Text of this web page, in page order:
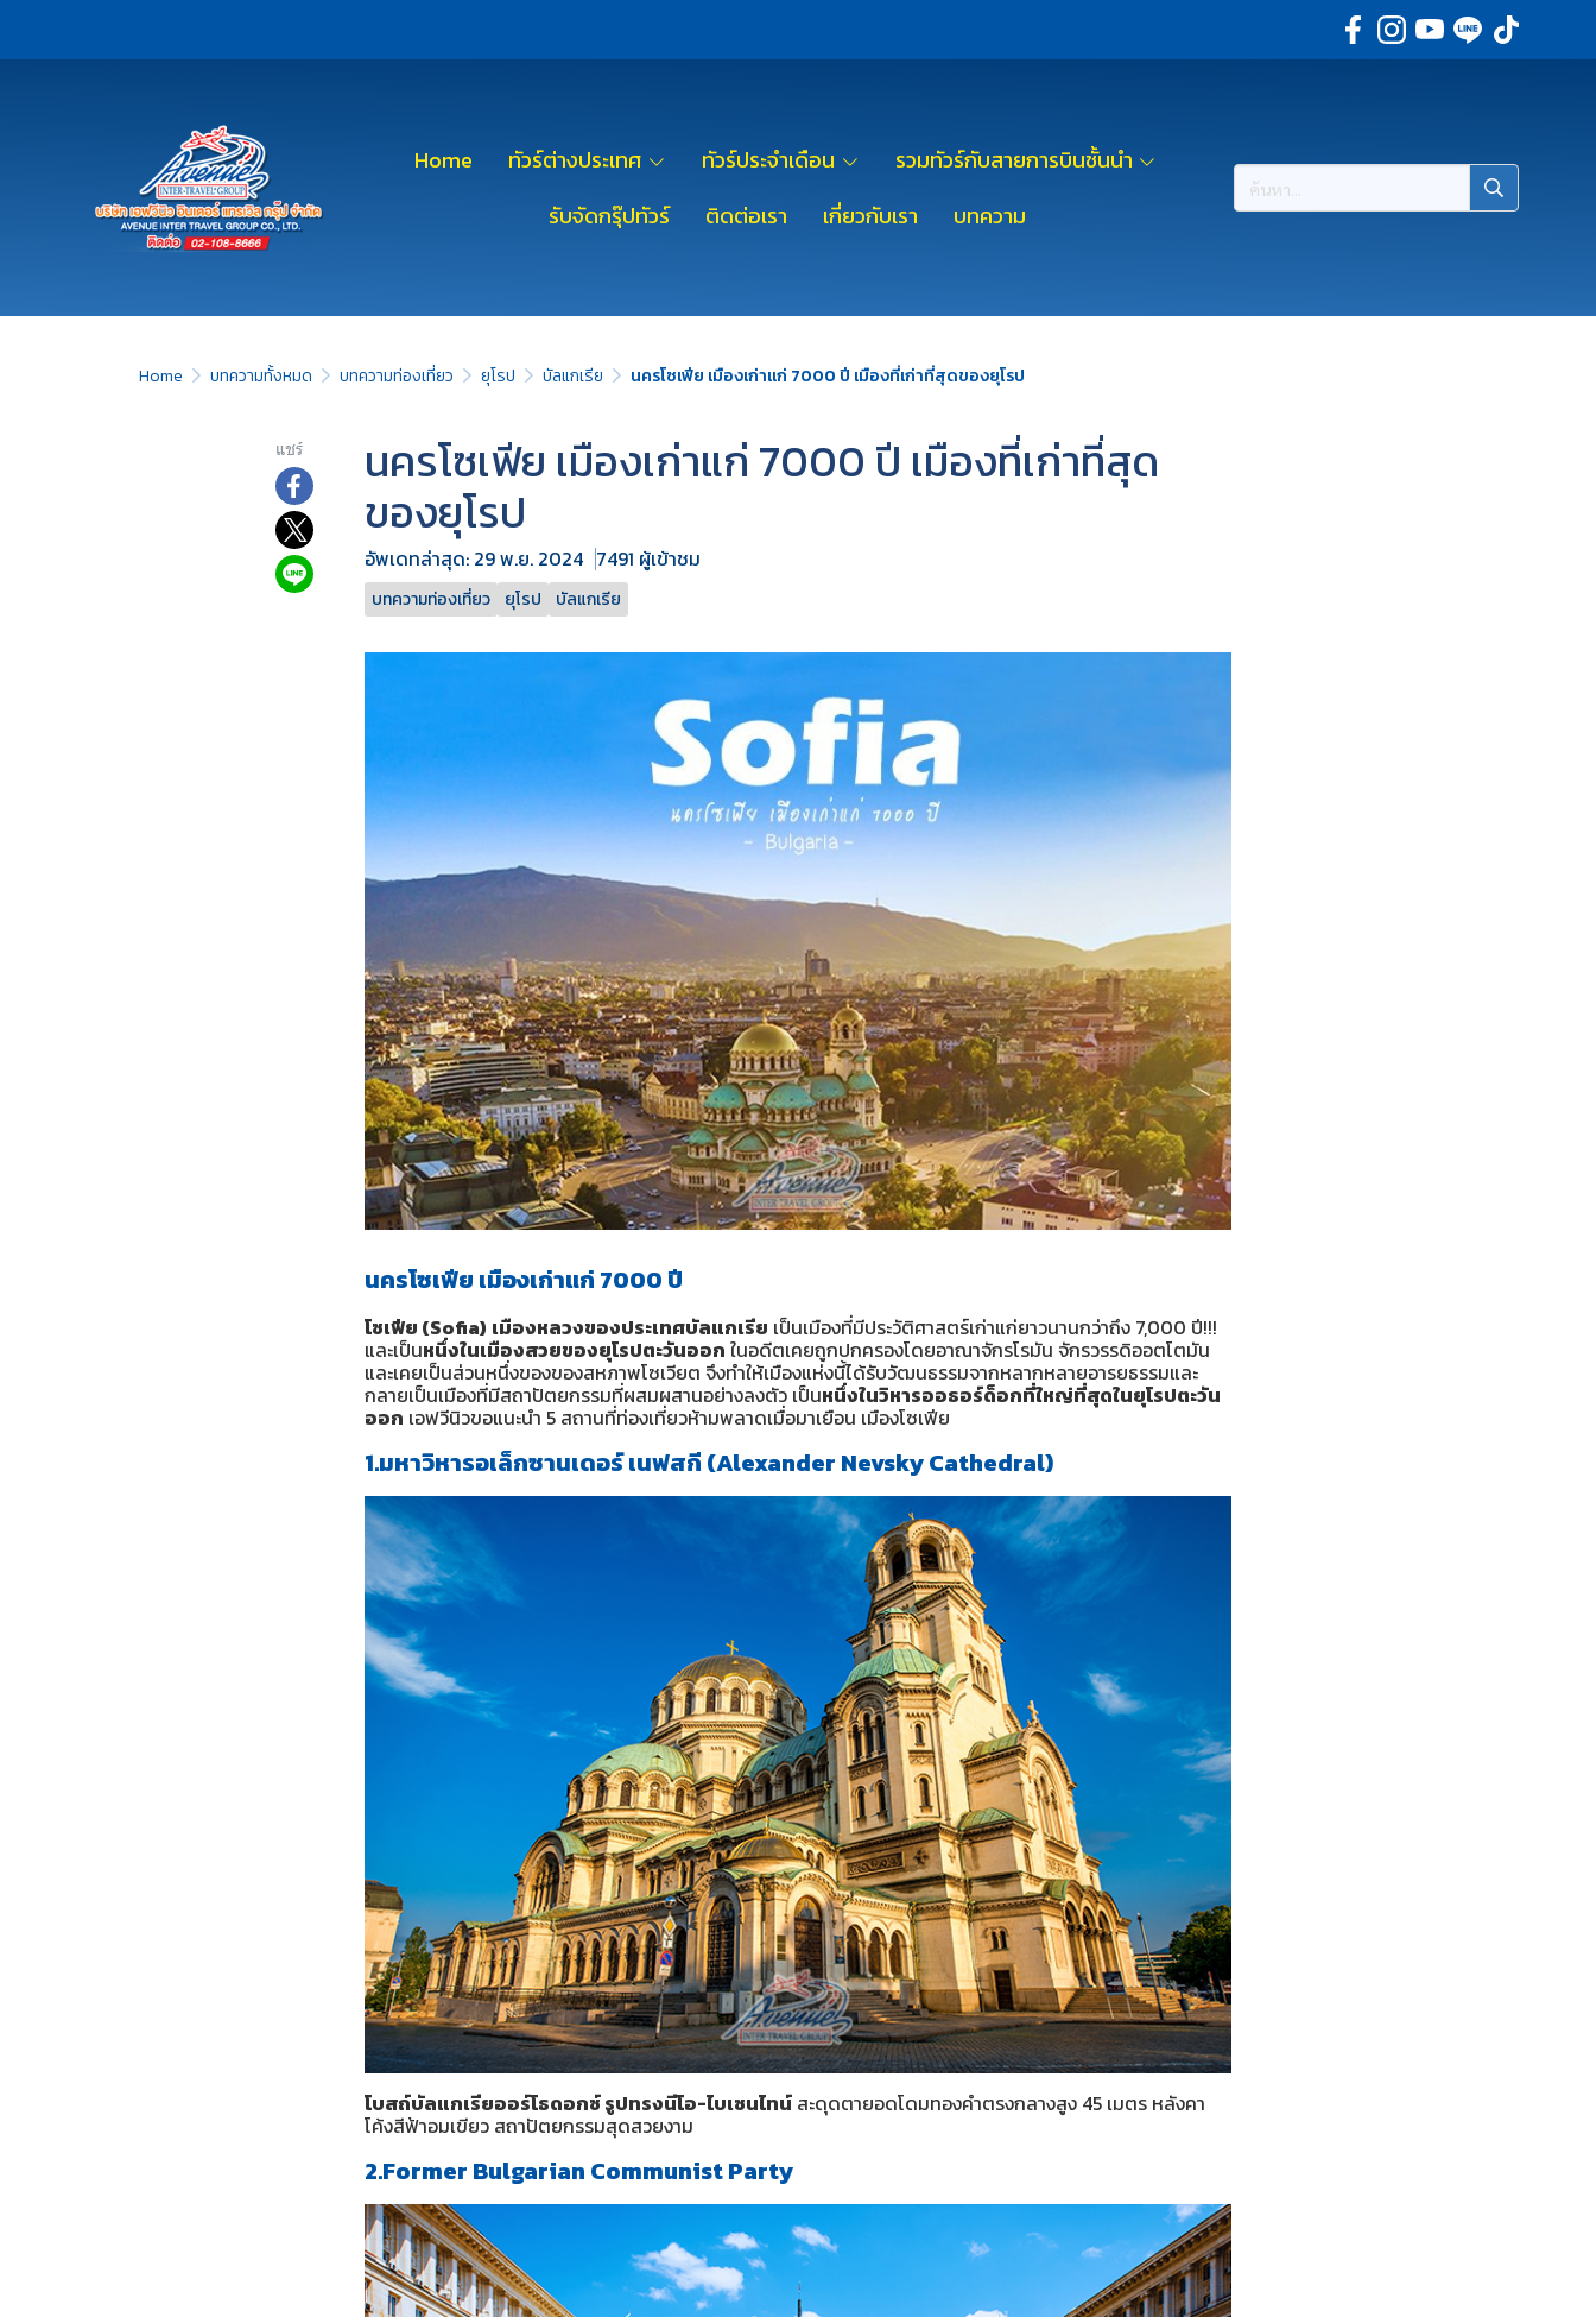
Home ทัวร์ต่างประเทศ ทัวร์ประจำเดือน
รวมทัวร์กับสายการบินชั้นนำ
รับจัดกรุ๊ปทัวร์
ติดต่อเรา เกี่ยวกับเรา บทความ
Home บทความทั้งหมด บทความท่องเที่ยว ยุโรป บัลแกเรีย นครโซเฟีย เมืองเก่าแก่ 7000 ปี เมืองที่เก่าที่สุดของยุโรป
แชร์ นครโซเฟีย เมืองเก่าแก่ 7000 ปี เมืองที่เก่าที่สุด
ของยุโรป
อัพเดทล่าสุด: 29 พ.ย. 2024 7491 ผู้เข้าชม
บทความท่องเที่ยว ยุโรป บัลแกเรีย
นครโซเฟีย เมืองเก่าแก่ 7000 ปี
โซเฟีย (Sofia) เมืองหลวงของประเทศบัลแกเรีย เป็นเมืองที่มีประวัติศาสตร์เก่าแก่ยาวนานกว่าถึง 7,000 ปี!!!
และเป็นหนึ่งในเมืองสวยของยุโรปตะวันออก ในอดีตเคยถูกปกครองโดยอาณาจักรโรมัน จักรวรรดิออตโตมัน
และเคยเป็นส่วนหนึ่งของของสหภาพโซเวียต จึงทำให้เมืองแห่งนี้ได้รับวัฒนธรรมจากหลากหลายอารยธรรมและ
กลายเป็นเมืองที่มีสถาปัตยกรรมที่ผสมผสานอย่างลงตัว เป็นหนึ่งในวิหารออธอร์ด็อกที่ใหญ่ที่สุดในยุโรปตะวัน
ออก เอฟวีนิวขอแนะนำ 5 สถานที่ท่องเที่ยวห้ามพลาดเมื่อมาเยือน เมืองโซเฟีย
1.มหาวิหารอเล็กซานเดอร์ เนฟสกี (Alexander Nevsky Cathedral)
โบสถ์บัลแกเรียออร์โธดอกซ์ รูปทรงนีโอ-ไบเซนไทน์ สะดุดตายอดโดมทองคำตรงกลางสูง 45 เมตร หลังคา
โค้งสีฟ้าอมเขียว สถาปัตยกรรมสุดสวยงาม
2.Former Bulgarian Communist Party